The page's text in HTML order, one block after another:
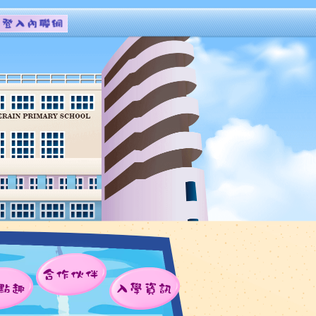
趣
合作伙伴
入學資訊